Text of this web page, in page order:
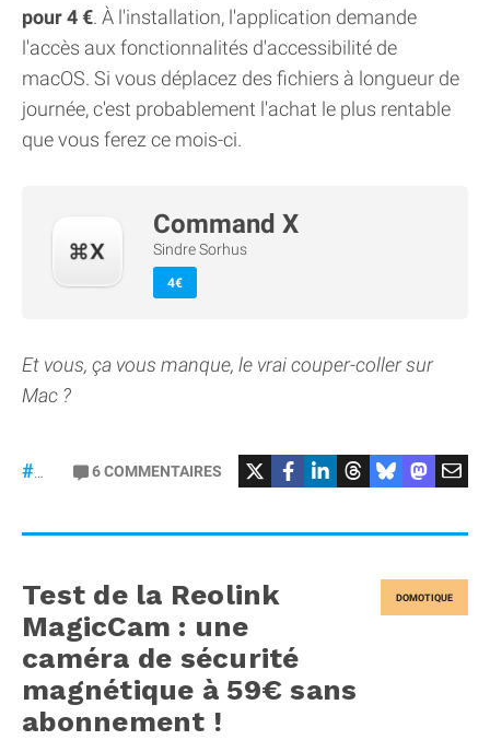
pour 4 €. À l'installation, l'application demande
l'accès aux fonctionnalités d'accessibilité de
macOS. Si vous déplacez des fichiers à longueur de
journée, c'est probablement l'achat le plus rentable
que vous ferez ce mois-ci.
Command X
Sindre Sorhus
4€
Et vous, ça vous manque, le vrai couper-coller sur
Mac ?
#macOS 6COMMENTAIRES
DOMOTIQUE
Test de la Reolink
MagicCam : une
caméra de sécurité
magnétique à 59€ sans
abonnement !